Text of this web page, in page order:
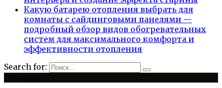
Какую батарею отопления выбрать для
комнаты с сайдинговыми панелями —
подробный обзор видов обогревательных
систем для максимального комфорта и
эффективности отопления
Search for: